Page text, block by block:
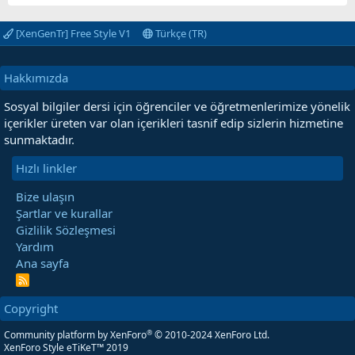
[XenGenTr] Free Style V1 Türkçe (TR)
Hakkımızda
Sosyal bilgiler dersi için öğrenciler ve öğretmenlerimize yönelik
içerikler üreten var olan içerikleri tasnif edip sizlerin hizmetine
sunmaktadır.
Hızlı linkler
Bize ulaşın
Şartlar ve kurallar
Gizlilik Sözleşmesi
Yardım
Ana sayfa
R
S
Copyright
Community platform by XenForo® © 2010-2024 XenForo Ltd.
XenForo Style eTiKeT™ 2019